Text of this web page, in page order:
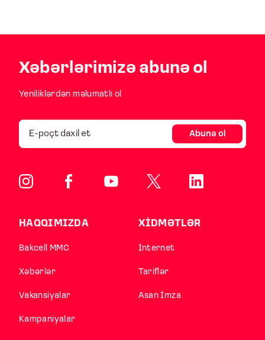
Xəbərlərimizə abunə ol
Yeniliklərdən məlumatlı ol
Abunə ol
HAQQIMIZDA
Bakcell MMC
Xəbərlər
Vakansiyalar
Kampaniyalar
XİDMƏTLƏR
İnternet
Tariflər
Asan İmza